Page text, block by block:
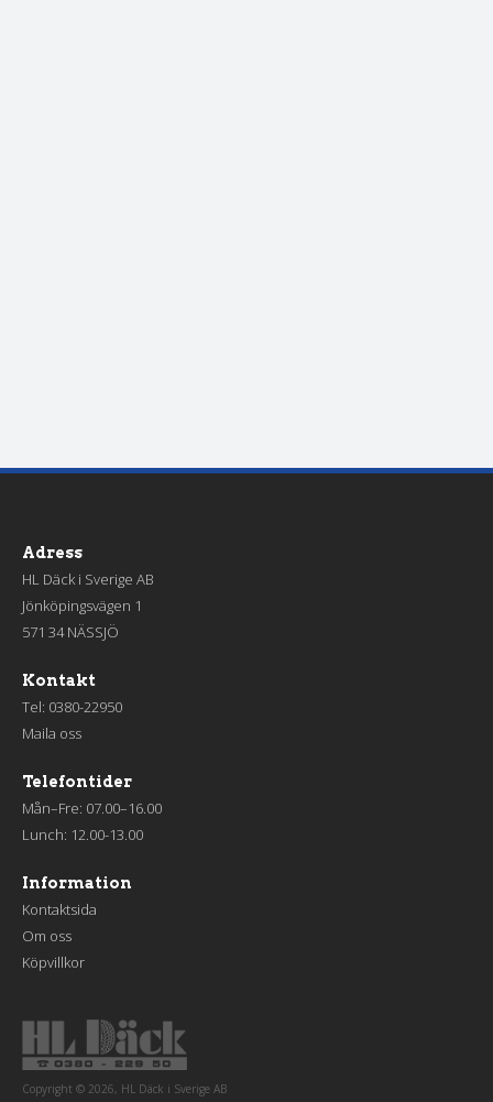
Adress
HL Däck i Sverige AB
Jönköpingsvägen 1
571 34 NÄSSJÖ
Kontakt
Tel: 0380-22950
Maila oss
Telefontider
Mån–Fre: 07.00–16.00
Lunch: 12.00-13.00
Information
Kontaktsida
Om oss
Köpvillkor
Copyright © 2026, HL Däck i Sverige AB